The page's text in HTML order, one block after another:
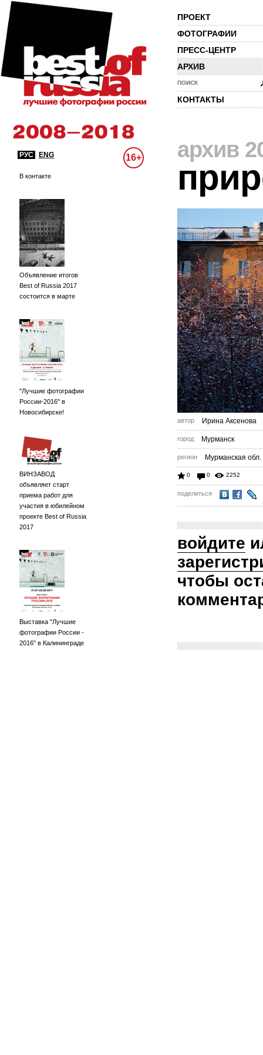
ПРОЕКТ
ФОТОГРАФИИ
ПРЕСС-ЦЕНТР
АРХИВ
ПОИСК
КОНТАКТЫ
РУС ENG 16+
В контакте
Объявление итогов
Best of Russia 2017
состоится в марте
"Лучшие фотографии
России-2016" в
Новосибирске!
ВИНЗАВОД
объявляет старт
приема работ для
участия в юбилейном
проекте Best of Russia
2017
Выставка "Лучшие
фотографии России -
2016" в Калининграде
архив
автор Ирина Аксенова
город Мурманск
регион Мурманская обл.
0 0 2252
поделиться
войдите
чтобы